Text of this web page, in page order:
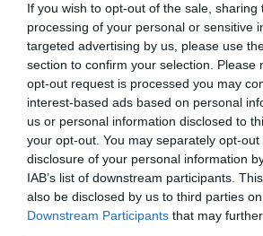
If you wish to opt-out of the sale, sharing
processing of your personal or sensitive
targeted advertising by us, please use
section to confirm your selection. Please
opt-out request is processed you may
interest-based ads based on personal
us or personal information disclosed to
your opt-out. You may separately opt-
disclosure of your personal information
IAB’s list of downstream participants.
also be disclosed by us to third parties
Downstream Participants that may
A Fidesz "foglyul" ejtette a konzervativizmus
egyre több konzervatív, mérsékelt szavazó
nem talál magának pártot, mert a Fidesz -
radikális, szélsőséges szavazóinak
vesz fel, hogy elhagyja a közepet -
"Erről beszéltem, és egy hasonlatot
földrajzi hasonlatot, ami arról szól, hogy
amelyeknek nem lehet tudni, hogy a lakói az
mások állampolgárai, mert vándorolnak a
Fidesz szavazóinak egy része és a Jobbik
két párt között" - fejtette ki. Bajnai Gordon
hogy amennyiben a Fidesz a demokratikus